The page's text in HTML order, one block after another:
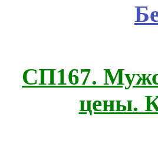
СП167.
цены.